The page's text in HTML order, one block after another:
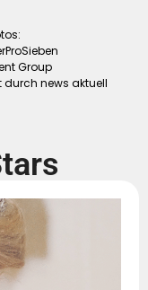
Group
durch news aktuell